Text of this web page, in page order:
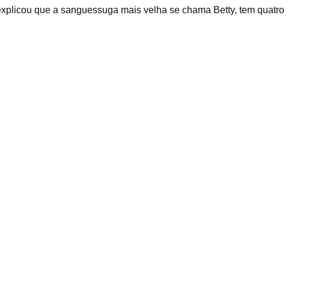
que a sanguessuga mais velha se chama Betty, tem quatro